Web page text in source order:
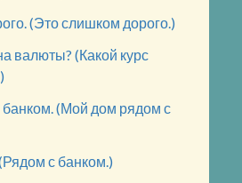
(Это слишком дорого.)
валюты? (Какой курс
(Мой дом рядом с
с банком.)